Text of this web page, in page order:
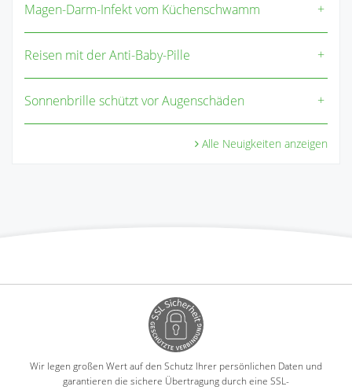
Magen-Darm-Infekt vom Küchenschwamm
Reisen mit der Anti-Baby-Pille
Sonnenbrille schützt vor Augenschäden
Alle Neuigkeiten anzeigen
Wir legen großen Wert auf den Schutz Ihrer persönlichen Daten und
garantieren die sichere Übertragung durch eine SSL-